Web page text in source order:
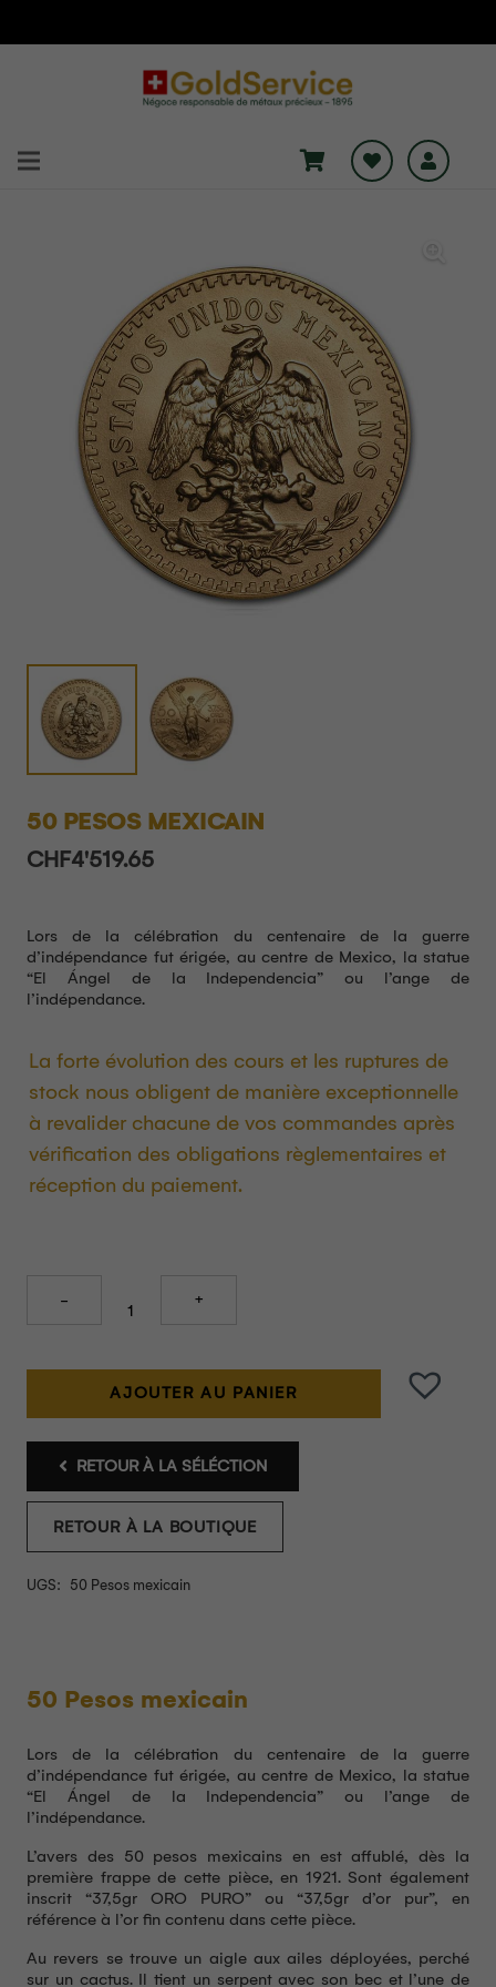
50 PESOS MEXICAIN
CHF4'519.65
Lors de la célébration du centenaire de la guerre
d’indépendance fut érigée, au centre de Mexico, la statue
“El Ángel de la Independencia” ou l’ange de
l’indépendance.
La forte évolution des cours et les ruptures de
stock nous obligent de manière exceptionnelle
à revalider chacune de vos commandes après
vérification des obligations règlementaires et
réception du paiement.
AJOUTER AU PANIER
RETOUR À LA SÉLÉCTION
RETOUR À LA BOUTIQUE
UGS: 50 Pesos mexicain
50 Pesos mexicain
Lors de la célébration du centenaire de la guerre
d’indépendance fut érigée, au centre de Mexico, la statue
“El Ángel de la Independencia” ou l’ange de
l’indépendance.
L’avers des 50 pesos mexicains en est affublé, dès la
première frappe de cette pièce, en 1921. Sont également
inscrit “37,5gr ORO PURO” ou “37,5gr d’or pur”, en
référence à l’or fin contenu dans cette pièce.
Au revers se trouve un aigle aux ailes déployées, perché
sur un cactus. Il tient un serpent avec son bec et l’une de